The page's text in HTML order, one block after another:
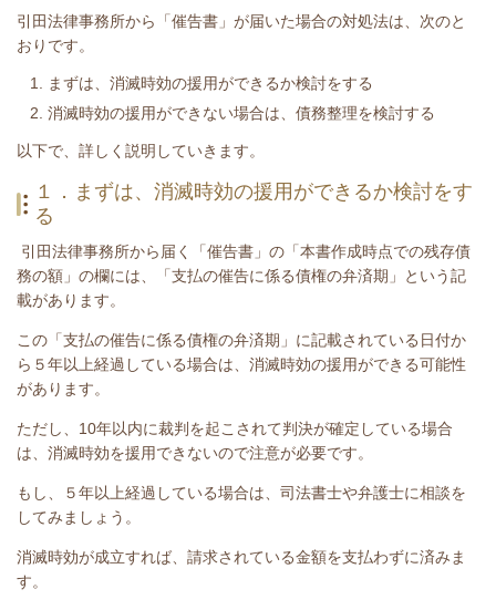
引田法律事務所から「催告書 」が届いた場合の対処法は、次のと
おりです。
まずは、消滅時効の援用ができるか検討をする
消滅時効の援用ができない場合は、債務整理を検討する
​以下で、詳しく説明していきます。
１．まずは、消滅時効の援用ができるか検討をす
る
引田法律事務所から届く「催告書」の「本書作成時点での残存債
務の額」の欄には、「支払の催告に係る債権の弁済期」という記
載があります。
この「支払の催告に係る債権の弁済期」に記載されている日付か
ら５年以上経過している場合は、消滅時効の援用ができる可能性
があります。
ただし、10年以内に裁判を起こされて判決が確定している場合
は、消滅時効を援用できないので注意が必要です。
もし、５年以上経過している場合は、司法書士や弁護士に相談を
してみましょう。
消滅時効が成立すれば、請求されている金額を支払わずに済みま
す。